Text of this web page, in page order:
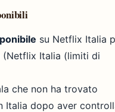
su Netflix Italia
Italia (limiti di
che non ha trovato
Italia dopo aver